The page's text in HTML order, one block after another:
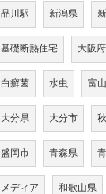
品川駅 新潟県
基礎断熱住宅 大阪府
白癬菌 水虫 富
大分県 大分市
盛岡市 青森県
メディア 和歌山県